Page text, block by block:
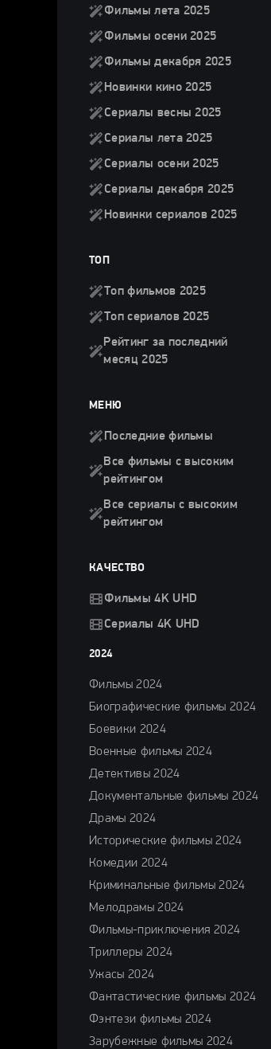
Фильмы лета 2025
Фильмы осени 2025
Фильмы декабря 2025
Новинки кино 2025
Сериалы весны 2025
Сериалы лета 2025
Сериалы осени 2025
Сериалы декабря 2025
Новинки сериалов 2025
ТОП
Топ фильмов 2025
Топ сериалов 2025
Рейтинг за последний
месяц 2025
МЕНЮ
Последние фильмы
Все фильмы с высоким
рейтингом
Все сериалы с высоким
рейтингом
КАЧЕСТВО
Фильмы 4K UHD
Сериалы 4K UHD
2024
Фильмы 2024
Биографические фильмы 2024
Боевики 2024
Военные фильмы 2024
Детективы 2024
Документальные фильмы 2024
Драмы 2024
Исторические фильмы 2024
Комедии 2024
Криминальные фильмы 2024
Мелодрамы 2024
Фильмы-приключения 2024
Триллеры 2024
Ужасы 2024
Фантастические фильмы 2024
Фэнтези фильмы 2024
Зарубежные фильмы 2024